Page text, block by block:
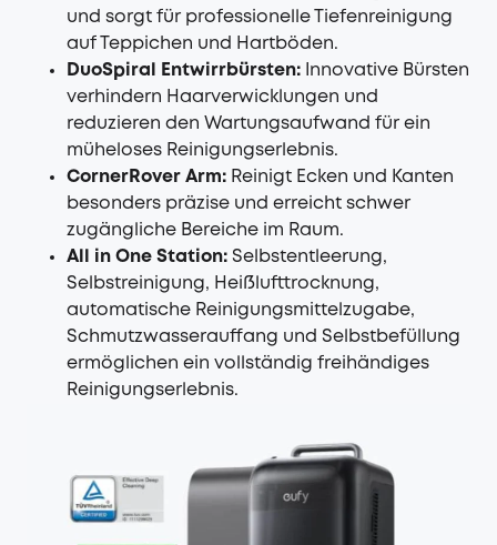
und sorgt für professionelle Tiefenreinigung
auf Teppichen und Hartböden.
DuoSpiral Entwirrbürsten: Innovative Bürsten
verhindern Haarverwicklungen und
reduzieren den Wartungsaufwand für ein
müheloses Reinigungserlebnis.
CornerRover Arm: Reinigt Ecken und Kanten
besonders präzise und erreicht schwer
zugängliche Bereiche im Raum.
All in One Station: Selbstentleerung,
Selbstreinigung, Heißlufttrocknung,
automatische Reinigungsmittelzugabe,
Schmutzwasserauffang und Selbstbefüllung
ermöglichen ein vollständig freihändiges
Reinigungserlebnis.